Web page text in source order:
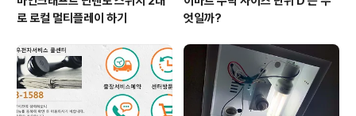
로 로컬 멀티플레이 하기
엇일까?